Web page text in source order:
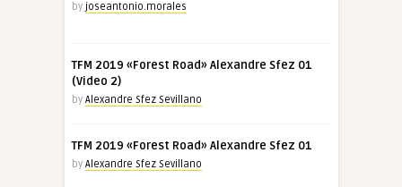
by joseantonio.morales
TFM 2019 «Forest Road» Alexandre Sfez 01
(Video 2)
by Alexandre Sfez Sevillano
TFM 2019 «Forest Road» Alexandre Sfez 01
by Alexandre Sfez Sevillano